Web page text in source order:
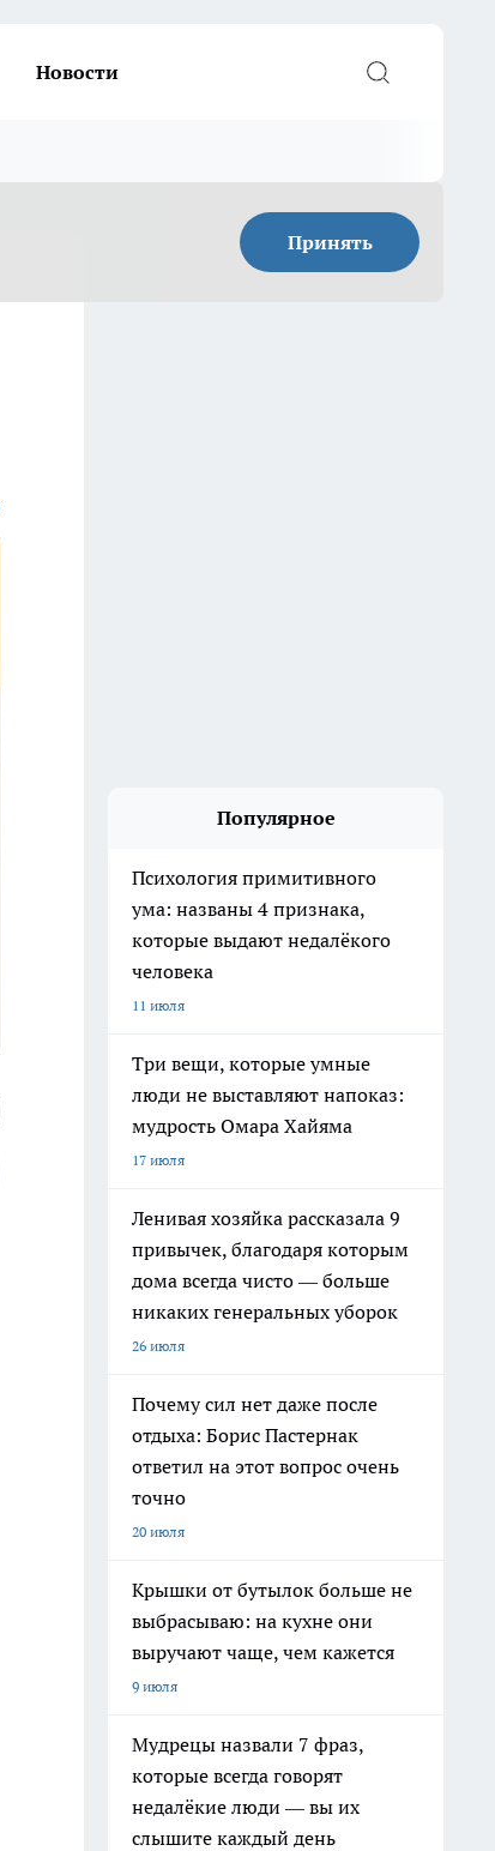
Новости
Принять
Популярное
Психология примитивного
ума: названы 4 признака,
которые выдают недалёкого
человека
11 июля
Три вещи, которые умные
люди не выставляют напоказ:
мудрость Омара Хайяма
17 июля
Ленивая хозяйка рассказала 9
привычек, благодаря которым
дома всегда чисто — больше
никаких генеральных уборок
26 июля
Почему сил нет даже после
отдыха: Борис Пастернак
ответил на этот вопрос очень
точно
20 июля
Крышки от бутылок больше не
выбрасываю: на кухне они
выручают чаще, чем кажется
9 июля
Мудрецы назвали 7 фраз,
которые всегда говорят
недалёкие люди — вы их
слышите каждый день